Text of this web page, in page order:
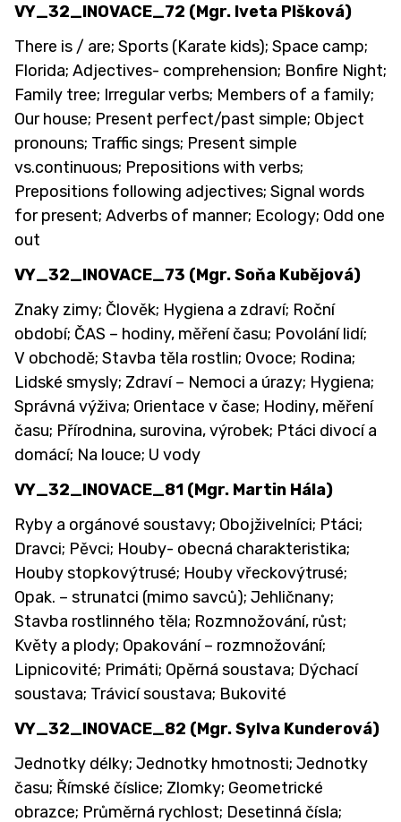
VY_32_INOVACE_72 (Mgr. Iveta Plšková)
There is / are; Sports (Karate kids); Space camp;
Florida; Adjectives- comprehension; Bonfire Night;
Family tree; Irregular verbs; Members of a family;
Our house; Present perfect/past simple; Object
pronouns; Traffic sings; Present simple
vs.continuous; Prepositions with verbs;
Prepositions following adjectives; Signal words
for present; Adverbs of manner; Ecology; Odd one
out
VY_32_INOVACE_73 (Mgr. Soňa Kubějová)
Znaky zimy; Člověk; Hygiena a zdraví; Roční
období; ČAS – hodiny, měření času; Povolání lidí;
V obchodě; Stavba těla rostlin; Ovoce; Rodina;
Lidské smysly; Zdraví – Nemoci a úrazy; Hygiena;
Správná výživa; Orientace v čase; Hodiny, měření
času; Přírodnina, surovina, výrobek; Ptáci divocí a
domácí; Na louce; U vody
VY_32_INOVACE_81 (Mgr. Martin Hála)
Ryby a orgánové soustavy; Obojživelníci; Ptáci;
Dravci; Pěvci; Houby- obecná charakteristika;
Houby stopkovýtrusé; Houby vřeckovýtrusé;
Opak. – strunatci (mimo savců); Jehličnany;
Stavba rostlinného těla; Rozmnožování, růst;
Květy a plody; Opakování – rozmnožování;
Lipnicovité; Primáti; Opěrná soustava; Dýchací
soustava; Trávicí soustava; Bukovité
VY_32_INOVACE_82 (Mgr. Sylva Kunderová)
Jednotky délky; Jednotky hmotnosti; Jednotky
času; Římské číslice; Zlomky; Geometrické
obrazce; Průměrná rychlost; Desetinná čísla;